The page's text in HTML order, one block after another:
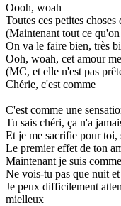
Oooh, woah
Toutes ces petites choses
(Maintenant tout ce
On va le faire bien, très
Ooh, woah, cet amour
(MC, et elle n'est pas
Chérie, c'est comme
C'est comme une
Tu sais chéri, ça n'a
Et je me sacrifie pour
Le premier effet de ton
Maintenant je suis
Ne vois-tu pas que nuit
Je peux difficilement
mielleux